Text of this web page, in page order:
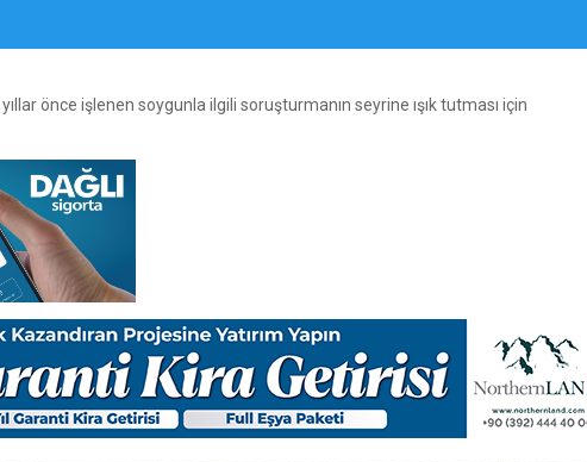
önce işlenen soygunla ilgili soruşturmanın seyrine ışık tutması için